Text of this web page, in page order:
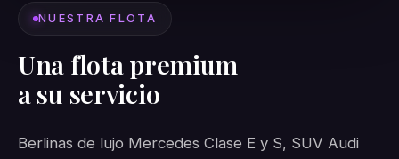
NUESTRA FLOTA
Una flota premium
a su servicio
Berlinas de lujo Mercedes Clase E y S, SUV Audi